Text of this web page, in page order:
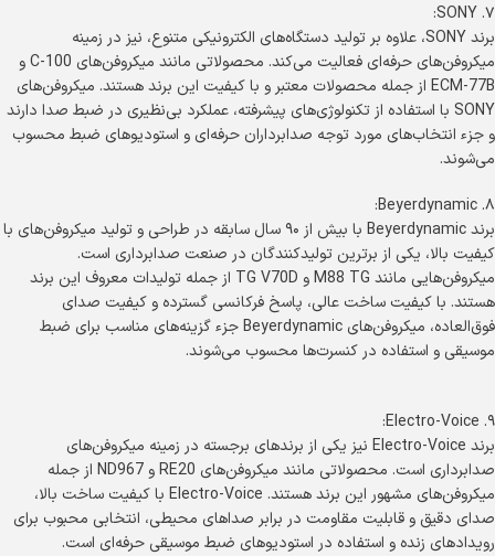
۷. SONY:
برند SONY، علاوه بر تولید دستگاه‌های الکترونیکی متنوع، نیز در زمینه
میکروفن‌های حرفه‌ای فعالیت می‌کند. محصولاتی مانند میکروفن‌های C-100 و
ECM-77B از جمله محصولات معتبر و با کیفیت این برند هستند. میکروفن‌های
SONY با استفاده از تکنولوژی‌های پیشرفته، عملکرد بی‌نظیری در ضبط صدا دارند
و جزء انتخاب‌های مورد توجه صدابرداران حرفه‌ای و استودیوهای ضبط محسوب
می‌شوند.
۸. Beyerdynamic:
برند Beyerdynamic با بیش از ۹۰ سال سابقه در طراحی و تولید میکروفن‌های با
کیفیت بالا، یکی از برترین تولیدکنندگان در صنعت صدابرداری است.
میکروفن‌هایی مانند M88 TG و TG V70D از جمله تولیدات معروف این برند
هستند. با کیفیت ساخت عالی، پاسخ فرکانسی گسترده و کیفیت صدای
فوق‌العاده، میکروفن‌های Beyerdynamic جزء گزینه‌های مناسب برای ضبط
موسیقی و استفاده در کنسرت‌ها محسوب می‌شوند.
۹. Electro-Voice:
برند Electro-Voice نیز یکی از برندهای برجسته در زمینه میکروفن‌های
صدابرداری است. محصولاتی مانند میکروفن‌های RE20 و ND967 از جمله
میکروفن‌های مشهور این برند هستند. Electro-Voice با کیفیت ساخت بالا،
صدای دقیق و قابلیت مقاومت در برابر صداهای محیطی، انتخابی محبوب برای
رویدادهای زنده و استفاده در استودیوهای ضبط موسیقی حرفه‌ای است.